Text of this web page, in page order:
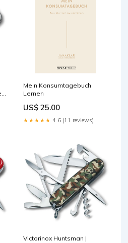
Mein Konsumtagebuch
Lernen
US$ 25.00
★★★★★ 4.6 (11 reviews)
Victorinox Huntsman |